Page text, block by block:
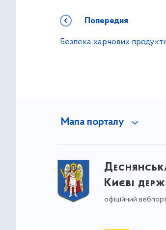
Попередня
Безпека харчових
Мапа порталу
Києві
офіційний